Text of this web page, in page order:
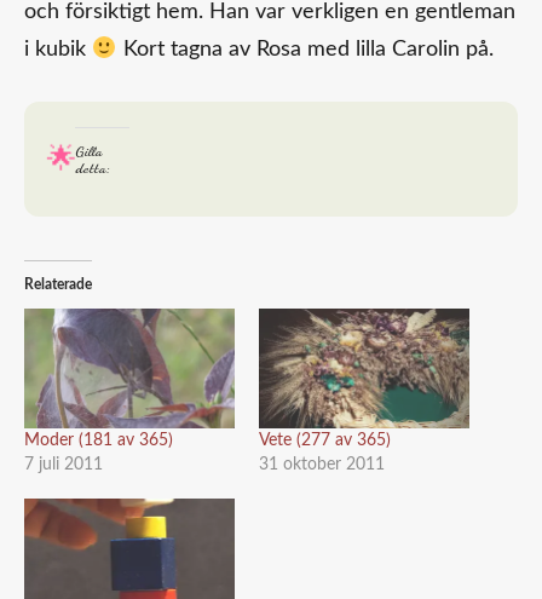
och försiktigt hem. Han var verkligen en gentleman
i kubik
Kort tagna av Rosa med lilla Carolin på.
Gilla
detta:
Relaterade
Moder (181 av 365)
7 juli 2011
Vete (277 av 365)
31 oktober 2011